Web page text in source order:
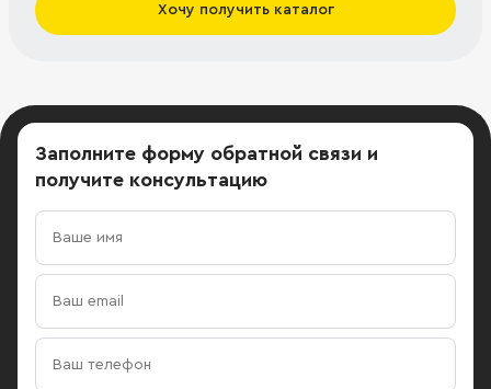
Хочу получить каталог
Заполните форму обратной связи и
получите консультацию